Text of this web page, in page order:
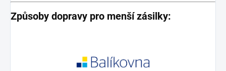
Způsoby dopravy pro menší zásilky: